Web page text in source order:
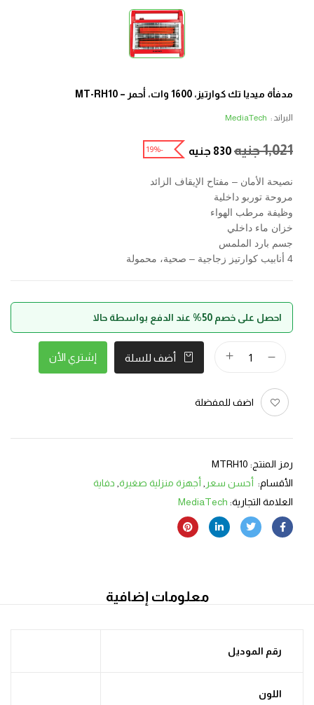
مدفأة ميديا تك كوارتيز، 1600 وات، أحمر – MT-RH10
البراند : MediaTech
1,021جنيه 830 جنيه -19%
نصيحة الأمان – مفتاح الإيقاف الزائد
مروحة توربو داخلية
وظيفة مرطب الهواء
خزان ماء داخلي
جسم بارد الملمس
4 أنابيب كوارتيز زجاجية – صحية، محمولة
احصل على خصم 50% عند الدفع بواسطة حالا
أضف للسلة إشتري الأن
اضف للمفضلة
رمز المنتج: MTRH10
الأقسام: أحسن سعر أجهزة منزلية صغيرة دفاية
العلامة التجارية: MediaTech
معلومات إضافية
رقم الموديل
اللون